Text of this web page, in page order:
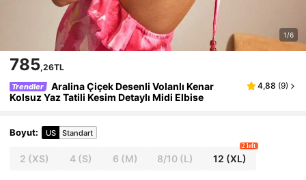
1/6
785,26TL
Trendler
Aralina Çiçek Desenli Volanlı Kenar
Kolsuz Yaz Tatili Kesim Detaylı Midi Elbise
4,88 (9)
Boyut: US Standart
2 (XS) 4(S) 6 (M) 8/10 (L) 12 (XL)
2 left